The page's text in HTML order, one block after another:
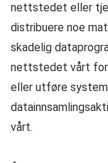
nettstedet eller
distribuere noe
skadelig
nettstedet vårt for
eller utføre
vårt.